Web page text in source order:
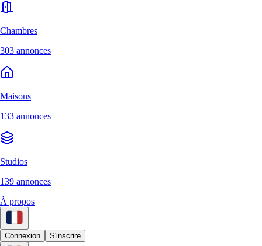
Chambres
303 annonces
Maisons
133 annonces
Studios
139 annonces
À propos
Connexion S'inscrire